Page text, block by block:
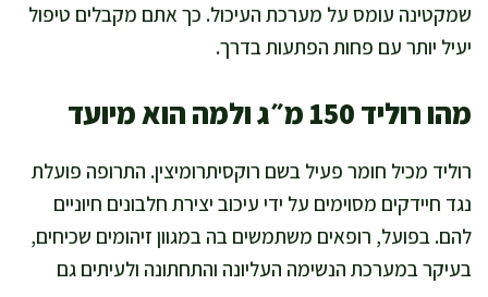
שמקטינה עומס על מערכת העיכול. כך אתם מקבלים טיפול
יעיל יותר עם פחות הפתעות בדרך.
מהו רוליד 150 מ״ג ולמה הוא מיועד
רוליד מכיל חומר פעיל בשם רוקסיתרומיצין. התרופה פועלת
נגד חיידקים מסוימים על ידי עיכוב יצירת חלבונים חיוניים
להם. בפועל, רופאים משתמשים בה במגוון זיהומים שכיחים,
בעיקר במערכת הנשימה העליונה והתחתונה ולעיתים גם